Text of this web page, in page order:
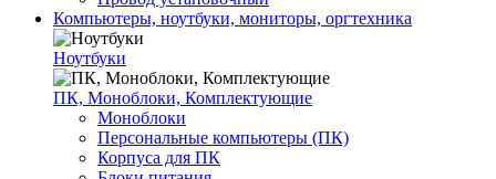
Компьютеры, ноутбуки, мониторы, оргтехника
Ноутбуки
ПК, Моноблоки, Комплектующие
Моноблоки
Персональные компьютеры (ПК)
Корпуса для ПК